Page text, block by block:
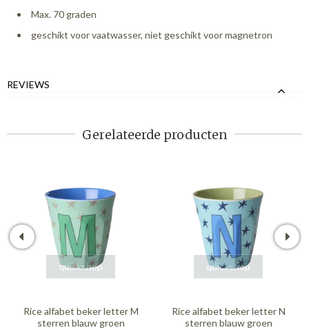
Max. 70 graden
geschikt voor vaatwasser, niet geschikt voor magnetron
REVIEWS
Gerelateerde producten
quickshop
Rice alfabet beker letter M
sterren blauw groen
quickshop
Rice alfabet beker letter N
sterren blauw groen